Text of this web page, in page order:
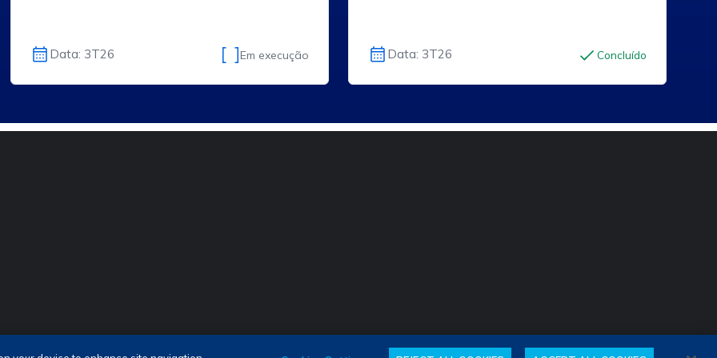
Data: 3T26 Em execução Data: 3T26 Concluído